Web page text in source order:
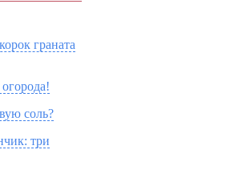
граната
соль?
три